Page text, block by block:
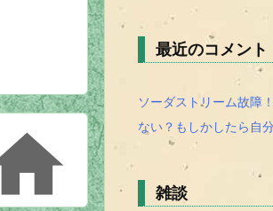
最近のコメント
ソーダストリーム故障
ない？もしかしたら自
雑談